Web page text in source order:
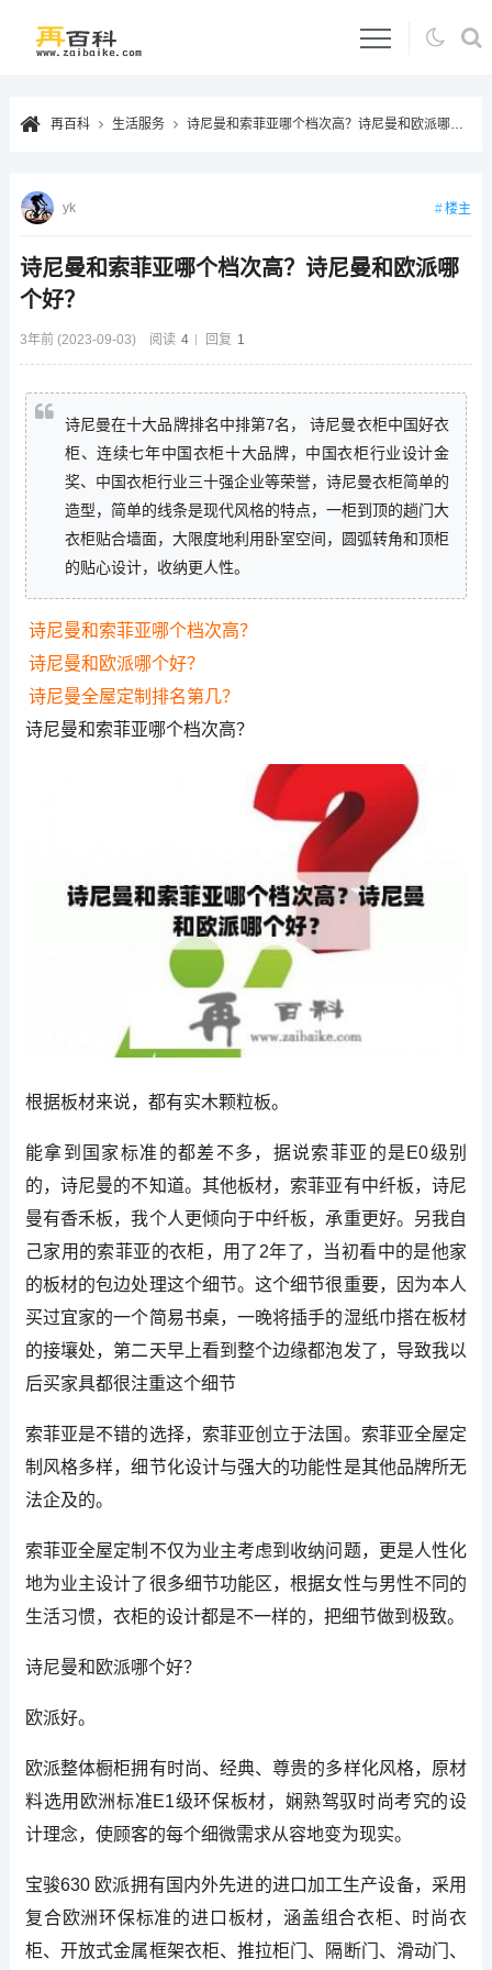
再百科 生活服务 诗尼曼和索菲亚哪个档次高？诗尼曼和欧派哪个好？
诗尼曼和索菲亚哪个档次高？诗尼曼和欧派哪
个好？
3年前 (2023-09-03) 阅读 4 回复 1
yk 楼主
诗尼曼在十大品牌排名中排第7名， 诗尼曼衣柜中国好衣
柜、连续七年中国衣柜十大品牌，中国衣柜行业设计金
奖、中国衣柜行业三十强企业等荣誉，诗尼曼衣柜简单的
造型，简单的线条是现代风格的特点，一柜到顶的趟门大
衣柜贴合墙面，大限度地利用卧室空间，圆弧转角和顶柜
的贴心设计，收纳更人性。
诗尼曼和索菲亚哪个档次高？
诗尼曼和欧派哪个好？
诗尼曼全屋定制排名第几？
诗尼曼和索菲亚哪个档次高？
根据板材来说，都有实木颗粒板。
能拿到国家标准的都差不多，据说索菲亚的是E0级别
的，诗尼曼的不知道。其他板材，索菲亚有中纤板，诗尼
曼有香禾板，我个人更倾向于中纤板，承重更好。另我自
己家用的索菲亚的衣柜，用了2年了，当初看中的是他家
的板材的包边处理这个细节。这个细节很重要，因为本人
买过宜家的一个简易书桌，一晚将插手的湿纸巾搭在板材
的接壤处，第二天早上看到整个边缘都泡发了，导致我以
后买家具都很注重这个细节
索菲亚是不错的选择，索菲亚创立于法国。索菲亚全屋定
制风格多样，细节化设计与强大的功能性是其他品牌所无
法企及的。
索菲亚全屋定制不仅为业主考虑到收纳问题，更是人性化
地为业主设计了很多细节功能区，根据女性与男性不同的
生活习惯，衣柜的设计都是不一样的，把细节做到极致。
诗尼曼和欧派哪个好？
欧派好。
欧派整体橱柜拥有时尚、经典、尊贵的多样化风格，原材
料选用欧洲标准E1级环保板材，娴熟驾驭时尚考究的设
计理念，使顾客的每个细微需求从容地变为现实。
宝骏630 欧派拥有国内外先进的进口加工生产设备，采用
复合欧洲环保标准的进口板材，涵盖组合衣柜、时尚衣
柜、开放式金属框架衣柜、推拉柜门、隔断门、滑动门、